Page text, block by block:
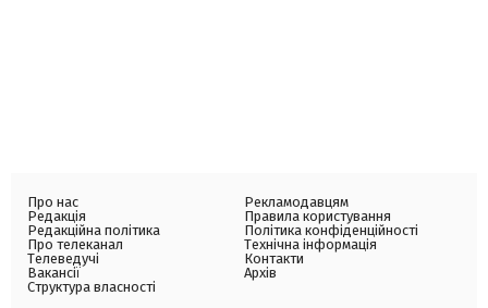
Про нас
Редакція
Редакційна політика
Про телеканал
Телеведучі
Вакансії
Структура власності
Рекламодавцям
Правила користування
Політика конфіденційності
Технічна інформація
Контакти
Архів